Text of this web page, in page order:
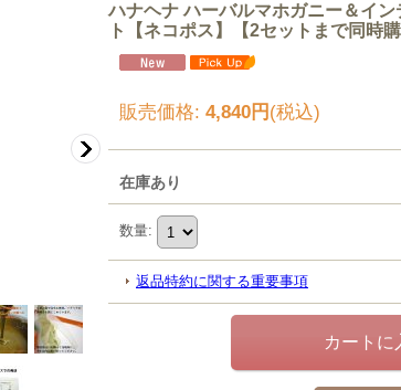
ハナヘナ ハーバルマホガニー＆イ
ト【ネコポス】【2セットまで同時
販売価格: 4,840円 (税込)
在庫あり
数量:
返品特約に関する重要事項